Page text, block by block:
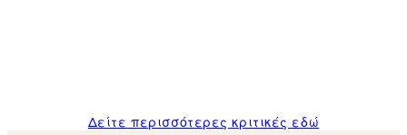
Δείτε περισσότερες κριτικές εδώ